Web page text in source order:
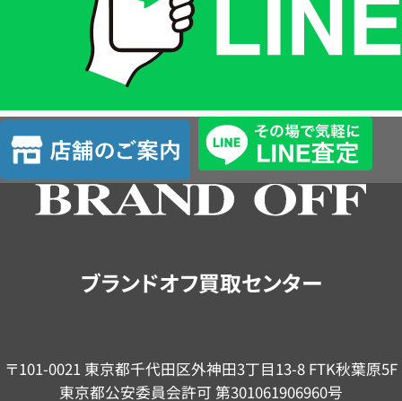
査
定
店
舗
の
ブランドオフ買取センター
〒101-0021 東京都千代田区外神田3丁目13-8 FTK秋葉原5F
東京都公安委員会許可 第301061906960号